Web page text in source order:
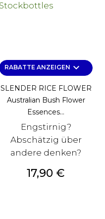
RABATTE ANZEIGEN keyboard_arrow_down
SLENDER RICE FLOWER
Australian Bush Flower
Essences...
Engstirnig?
Abschätzig über
andere denken?
Preis
17,90 €